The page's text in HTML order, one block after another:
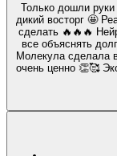
Только дошли руки до
дикий восторг 🤩 Реально как-будто Руслан все рассказал и помог
сделать 🔥🔥🔥 Нейросетями пользуюсь давно, но им приходится
все объяснять долго,
Молекула сделала
очень ценно 👏🥰 Экономия времени и нервов!!!! Рекомендую всем